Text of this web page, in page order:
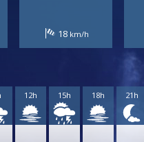
18
12h 15h 18h 21h